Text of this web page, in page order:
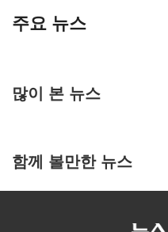
주요 뉴스
많이 본 뉴스
함께 볼만한 뉴스